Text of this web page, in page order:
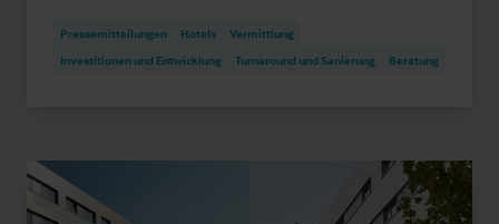
Pressemitteilungen Hotels
Vermittlung
Investitionen und Entwicklung
Turnaround und Sanierung Beratung